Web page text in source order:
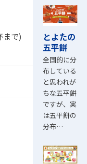
まで)
とよたの
五平餅
全国的に分
布している
と思われが
ちな五平餅
ですが、実
は五平餅の
分布…